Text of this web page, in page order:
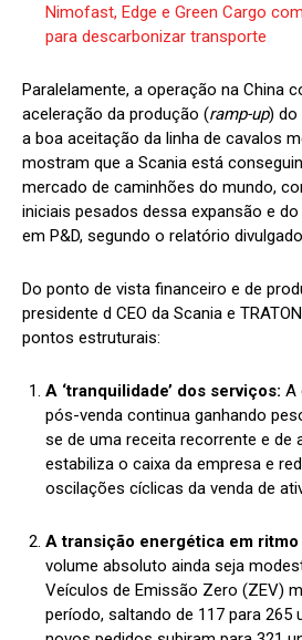
Nimofast, Edge e Green Cargo
para descarbonizar transporte
Paralelamente, a operação na China
aceleração da produção (ramp-up) do
a boa aceitação da linha de cavalos
mostram que a Scania está
mercado de caminhões do mundo,
iniciais pesados dessa expansão e
em P&D, segundo o relatório
Do ponto de vista financeiro e de
presidente d CEO da Scania e
pontos estruturais:
A ‘tranquilidade’ dos serviços: A
pós-venda continua ganhando
se de uma receita recorrente e de
estabiliza o caixa da empresa e
oscilações cíclicas da venda de
A transição energética em
volume absoluto ainda seja
Veículos de Emissão Zero (ZEV)
período, saltando de 117 para 265